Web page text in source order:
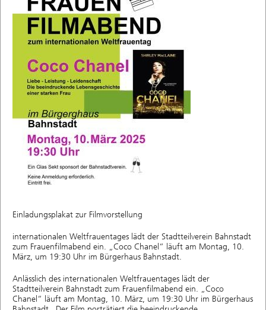
Einladungsplakat zur Filmvorstellung
internationalen Weltfrauentages lädt der Stadtteilverein Bahnstadt
zum Frauenfilmabend ein. „Coco Chanel“ läuft am Montag, 10.
März, um 19:30 Uhr im Bürgerhaus Bahnstadt.
Anlässlich des internationalen Weltfrauentages lädt der
Stadtteilverein Bahnstadt zum Frauenfilmabend ein. „Coco
Chanel“ läuft am Montag, 10. März, um 19:30 Uhr im Bürgerhaus